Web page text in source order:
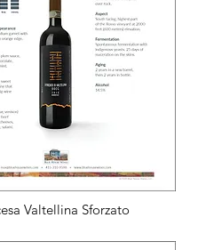
Valtellina Sforzato